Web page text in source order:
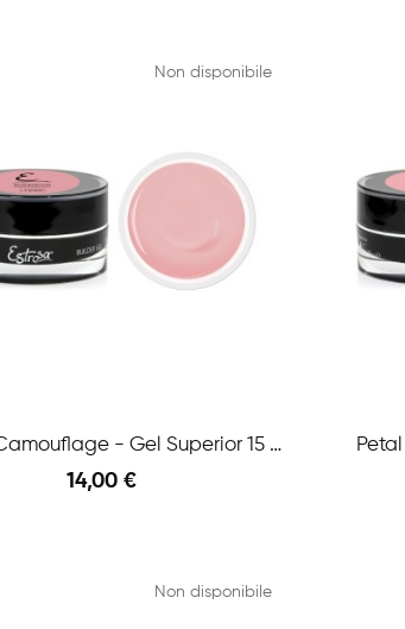
Non disponibile
Natural Camouflage - Gel Superior 15 Ml
14,00 €
Non disponibile